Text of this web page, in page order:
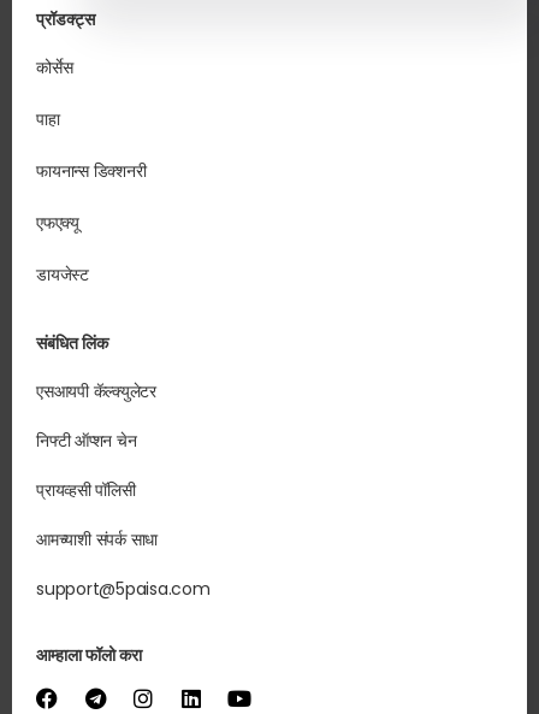
प्रॉडक्ट्स
कोर्सेस
पाहा
फायनान्स डिक्शनरी
एफएक्यू
डायजेस्ट
संबंधित लिंक
एसआयपी कॅल्क्युलेटर
निफ्टी ऑप्शन चेन
प्रायव्हसी पॉलिसी
आमच्याशी संपर्क साधा
support@5paisa.com
आम्हाला फॉलो करा